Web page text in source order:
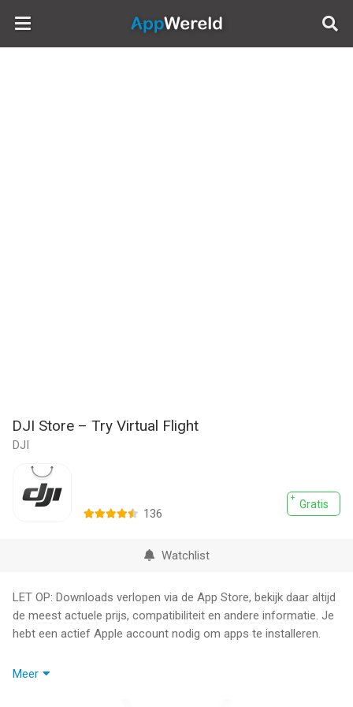
AppWereld
DJI Store – Try Virtual Flight
DJI
Gratis
136
Watchlist
LET OP: Downloads verlopen via de App Store, bekijk daar altijd
de meest actuele prijs, compatibiliteit en andere informatie. Je
hebt een actief Apple account nodig om apps te installeren.
【Elevate Your Creation】
Meer